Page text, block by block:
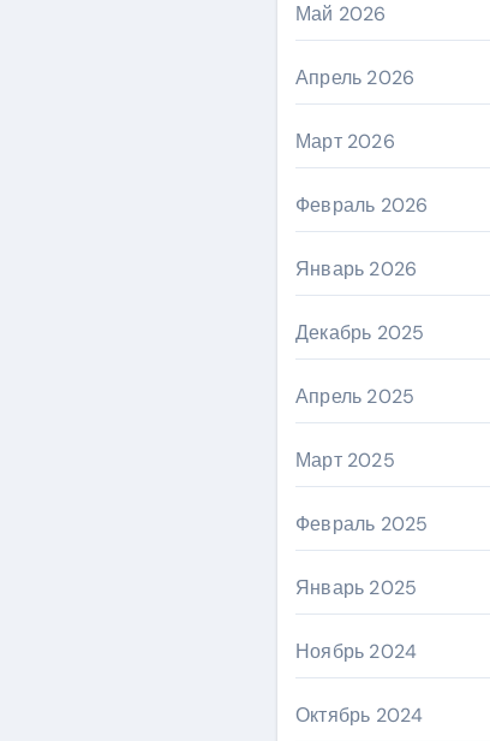
Май 2026
Апрель 2026
Март 2026
Февраль 2026
Январь 2026
Декабрь 2025
Апрель 2025
Март 2025
Февраль 2025
Январь 2025
Ноябрь 2024
Октябрь 2024